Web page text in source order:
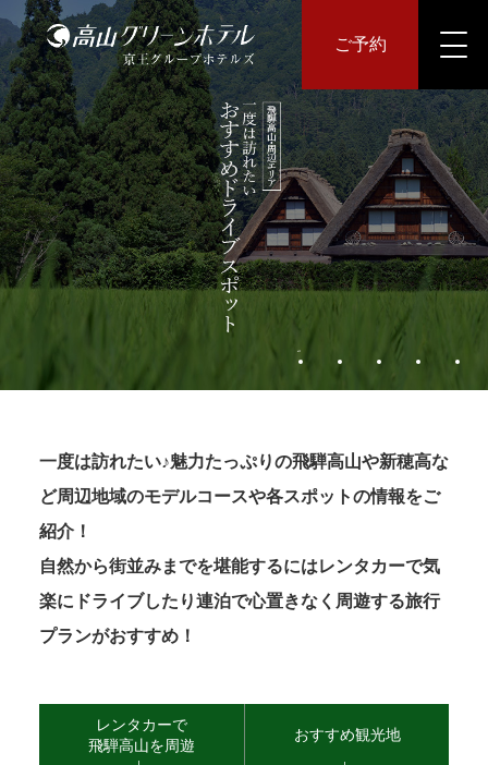
ご予約
一度は訪れたい♪魅力たっぷりの飛騨高山や新穂高な
ど周辺地域のモデルコースや各スポットの情報をご
紹介！
自然から街並みまでを堪能するにはレンタカーで気
楽にドライブしたり連泊で心置きなく周遊する旅行
プランがおすすめ！
レンタカーで
飛騨高山を周遊
おすすめ観光地